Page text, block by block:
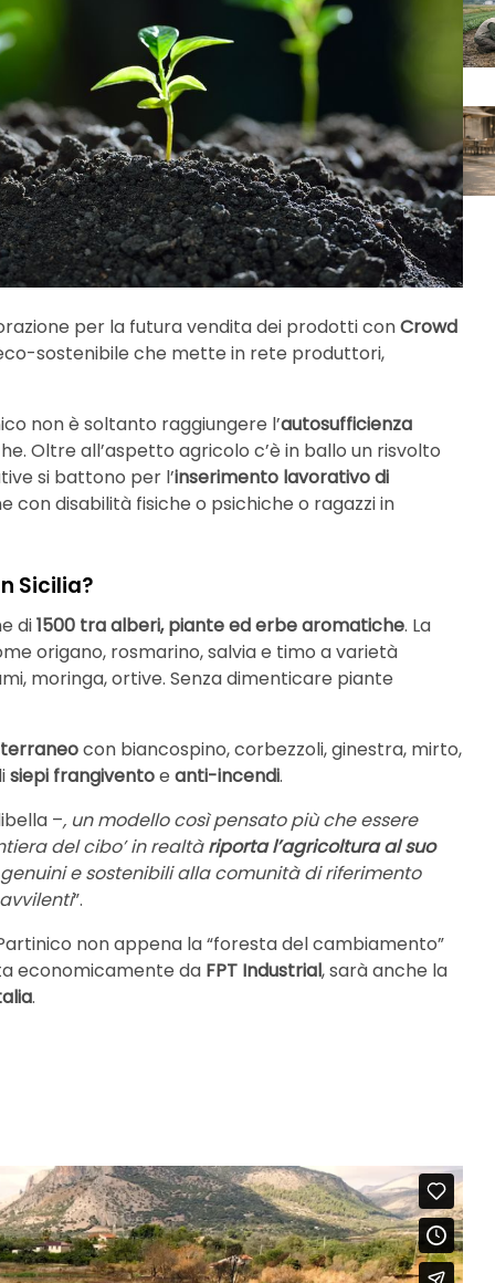
per la futura vendita dei prodotti conCrowd
sostenibile che mette in rete produttori,
non è soltanto raggiungere l’autosufficienza
Oltre all’aspetto agricolo c’è in ballo un risvolto
si battono per l’inserimento lavorativo di
con disabilità fisiche o psichiche o ragazzi in
Sicilia?
di1500 tra alberi, piante ed erbe aromatiche. La
origano, rosmarino, salvia e timo a varietà
moringa, ortive. Senza dimenticare piante
con biancospino, corbezzoli, ginestra, mirto,
siepi frangiventoe anti-incendi.
–, un modello così pensato più che essere
del cibo’ in realtàriporta l’agricoltura al suo
e sostenibili alla comunità di riferimento
”.
non appena la “foresta del cambiamento”
economicamente da FPT Industrial, sarà anche la
.